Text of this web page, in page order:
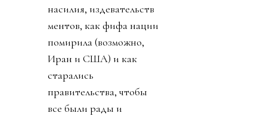
насилия, издевательств
ментов, как фифа нации
помирила (возможно,
Иран и США) и как
старались
правительства, чтобы
все были рады и